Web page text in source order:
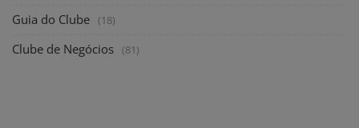
Guia do Clube (18)
Clube de Negócios (81)